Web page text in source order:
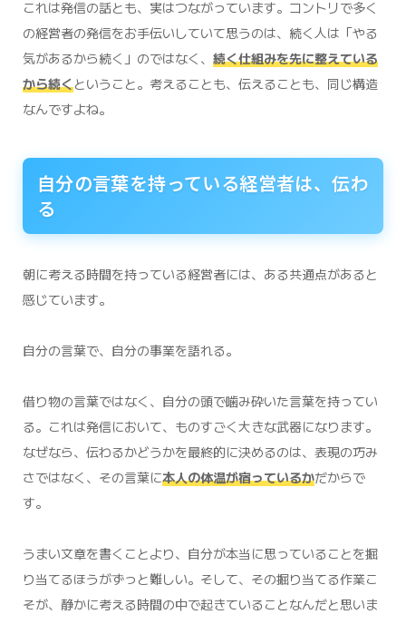
これは発信の話とも、実はつながっています。コントリで多く
の経営者の発信をお手伝いしていて思うのは、続く人は「やる
気があるから続く」のではなく、 続く仕組みを先に整えている
から続くということ。考えることも、伝えることも、同じ構造
なんですよね。
自分の言葉を持っている経営者は、伝わ
る
朝に考える時間を持っている経営者には、ある共通点があると
感じています。
自分の言葉で、自分の事業を語れる。
借り物の言葉ではなく、自分の頭で噛み砕いた言葉を持ってい
る。これは発信において、ものすごく大きな武器になります。
なぜなら、伝わるかどうかを最終的に決めるのは、表現の巧み
さではなく、その言葉に本人の体温が宿っているかだからで
す。
うまい文章を書くことより、自分が本当に思っていることを掘
り当てるほうがずっと難しい。そして、その掘り当てる作業こ
そが、静かに考える時間の中で起きていることなんだと思いま